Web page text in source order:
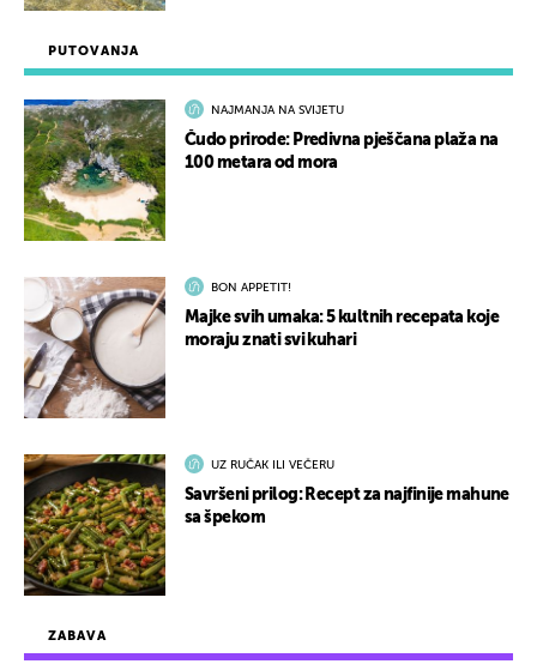
ZABAVA
PUTOVANJA
NAJMANJA NA SVIJETU
Čudo prirode: Predivna pješčana plaža na
100 metara od mora
BON APPETIT!
Majke svih umaka: 5 kultnih recepata koje
moraju znati svi kuhari
UZ RUČAK ILI VEČERU
Savršeni prilog: Recept za najfinije mahune
sa špekom